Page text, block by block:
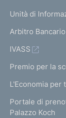
Unità di
Arbitro
IVASS
Premio per la
L'Economia per
Portale di
Palazzo Koch